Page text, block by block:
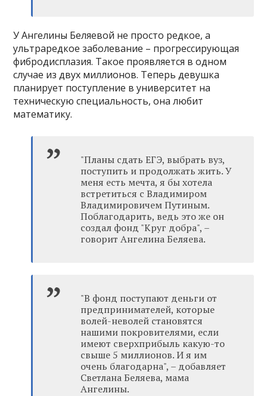
У Ангелины Беляевой не просто редкое, а
ультраредкое заболевание – прогрессирующая
фибродисплазия. Такое проявляется в одном
случае из двух миллионов. Теперь девушка
планирует поступление в университет на
техническую специальность, она любит
математику.
"Планы сдать ЕГЭ, выбрать вуз,
поступить и продолжать жить. У
меня есть мечта, я бы хотела
встретиться с Владимиром
Владимировичем Путиным.
Поблагодарить, ведь это же он
создал фонд "Круг добра", –
говорит Ангелина Беляева.
"В фонд поступают деньги от
предпринимателей, которые
волей-неволей становятся
нашими покровителями, если
имеют сверхприбыль какую-то
свыше 5 миллионов. И я им
очень благодарна", – добавляет
Светлана Беляева, мама
Ангелины.